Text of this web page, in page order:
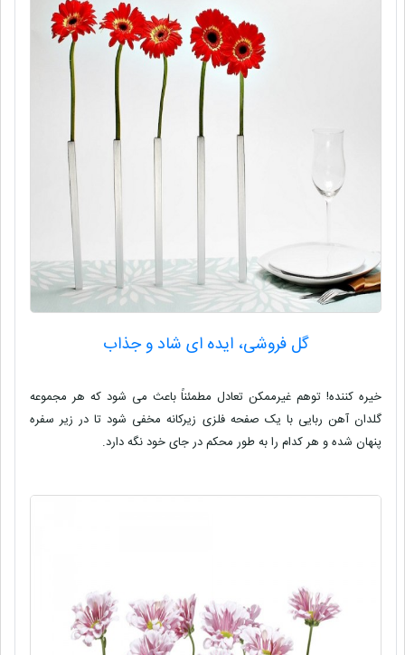
گل فروشی، ایده ای شاد و جذاب
خیره کننده! توهم غیرممکن تعادل مطمئناً باعث می شود که هر مجموعه
گلدان آهن ربایی با یک صفحه فلزی زیرکانه مخفی شود تا در زیر سفره
پنهان شده و هر کدام را به طور محکم در جای خود نگه دارد.